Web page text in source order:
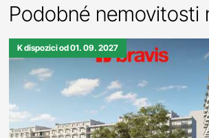
Podobné nemovitosti
K dispozici od 01. 09. 2027